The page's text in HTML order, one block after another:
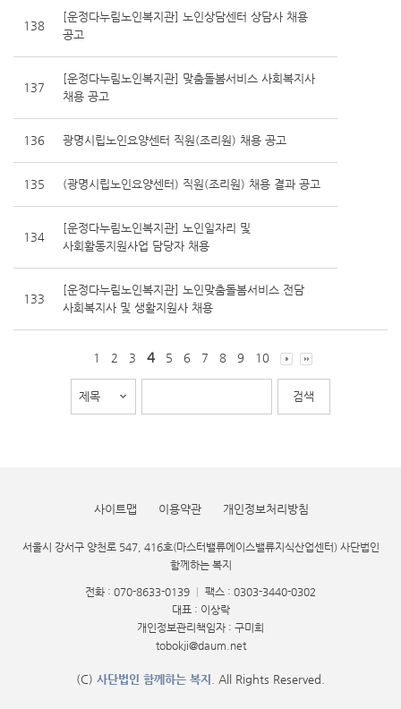
138
[운정다누림노인복지관] 노인상담센터 상담사 채용
공고
137
[운정다누림노인복지관] 맞춤돌봄서비스 사회복지사
채용 공고
136 광명시립노인요양센터 직원(조리원) 채용 공고
135 (광명시립노인요양센터) 직원(조리원) 채용 결과 공고
134
[운정다누림노인복지관] 노인일자리 및
사회활동지원사업 담당자 채용
133
[운정다누림노인복지관] 노인맞춤돌봄서비스 전담
사회복지사 및 생활지원사 채용
1 2 3 4 5 6 7 8 9 10
사이트맵 이용약관 개인정보처리방침
서울시 강서구 양천로 547, 416호(마스터밸류에이스밸류지식산업센터) 사단법인
함께하는 복지
전화 : 070-8633-0139
팩스 : 0303-3440-0302
대표 : 이상락
개인정보관리책임자 : 구미희
tobokji@daum.net
(C) 사단법인 함께하는 복지 . All Rights Reserved.